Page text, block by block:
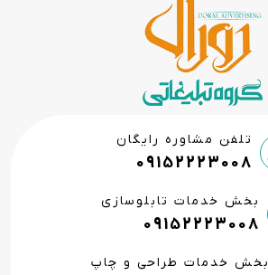
تلفن مشاوره رایگان
09152223008
بخش خدمات تابلوسازی
09152223008
بخش خدمات طراحی و چاپ